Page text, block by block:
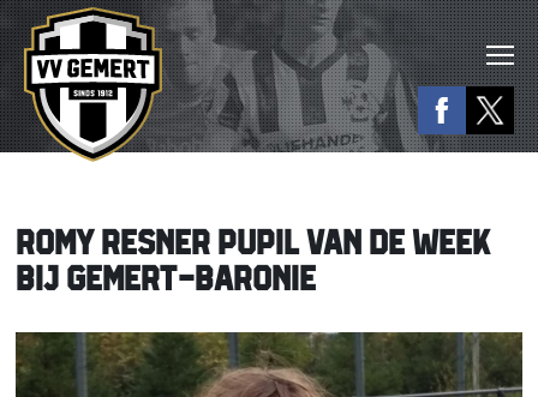
ROMY RESNER PUPIL VAN DE WEEK
BIJ GEMERT-BARONIE